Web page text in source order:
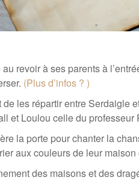
revoir à ses parents à
(Plus d’infos ? )
les répartir entre
et Loulou celle du professeur
la porte pour chanter la
aux couleurs de leur maison
des maisons et des